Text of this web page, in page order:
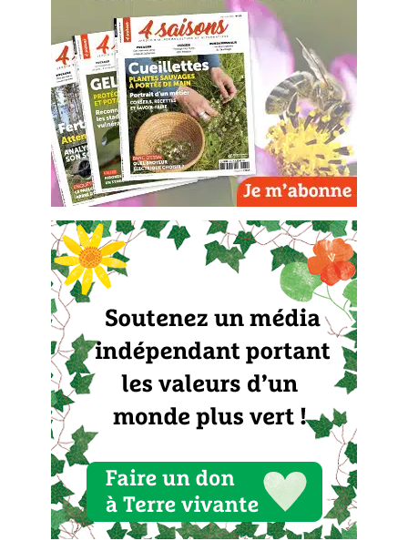
Carnets de saison
Compléments
Dossier 4 saisons
Actualités
Vidéos et podcasts
Conseils vidéo des4 saisons
Secrets d’abonné
Tous au jardin ! avec Pascal
La vie secrète du jardin
BD : La folle histoire des plantes